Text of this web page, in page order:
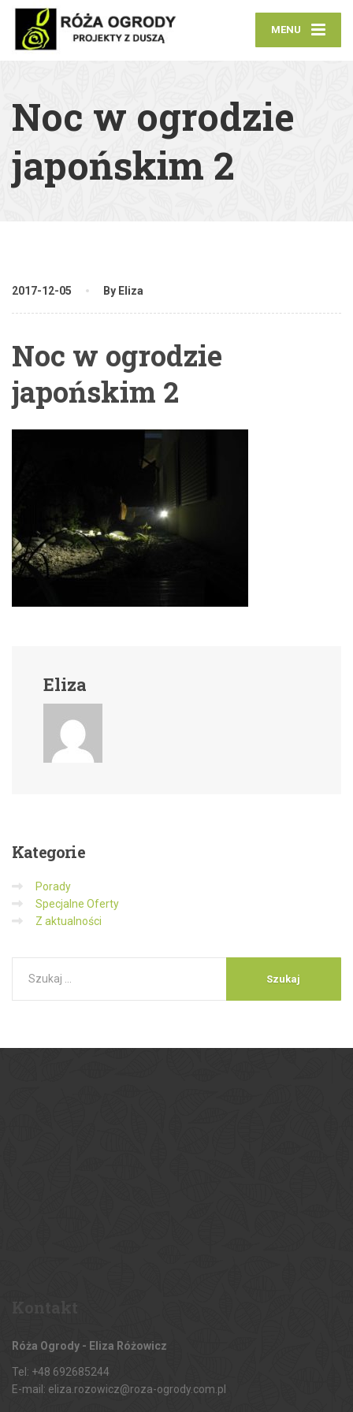
MENU
Noc w ogrodzie
japońskim 2
2017-12-05 By Eliza
Noc w ogrodzie
japońskim 2
Eliza
Kategorie
Porady
Specjalne Oferty
Z aktualności
Róża Ogrody - Eliza Różowicz
Tel: +48 692685244
E-mail: eliza.rozowicz@roza-ogrody.com.pl